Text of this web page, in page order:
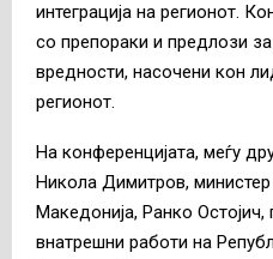
интеграција на регионот.
со препораки и предлози
вредности, насочени кон
регионот.
На конференцијата, меѓу
Никола Димитров,
Македонија, Ранко
внатрешни работи на